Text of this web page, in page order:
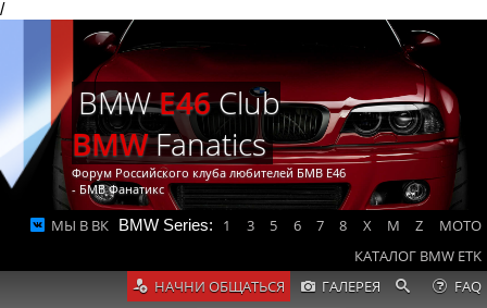
/
BMWE46Club
BMWFanatics
Форум Российского клуба любителей БМВ Е46
- БМВ Фанатикс
МЫ В ВК BMW Series: 1 3 5 6 7 8 X M Z
MOTO
КАТАЛОГ BMW ETK
НАЧНИ ОБЩАТЬСЯ
ГАЛЕРЕЯ
FAQ